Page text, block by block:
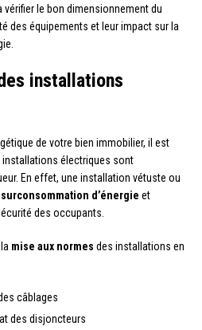
le bon dimensionnement du
des équipements et leur impact sur la
installations
de votre bien immobilier, il est
installations électriques sont
En effet, une installation vétuste ou
surconsommation d’énergie et
des occupants.
mise aux normes des installations en
câblages
des disjoncteurs